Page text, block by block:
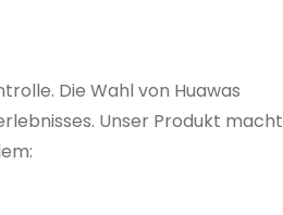
Die Wahl von Huawas
Unser Produkt macht